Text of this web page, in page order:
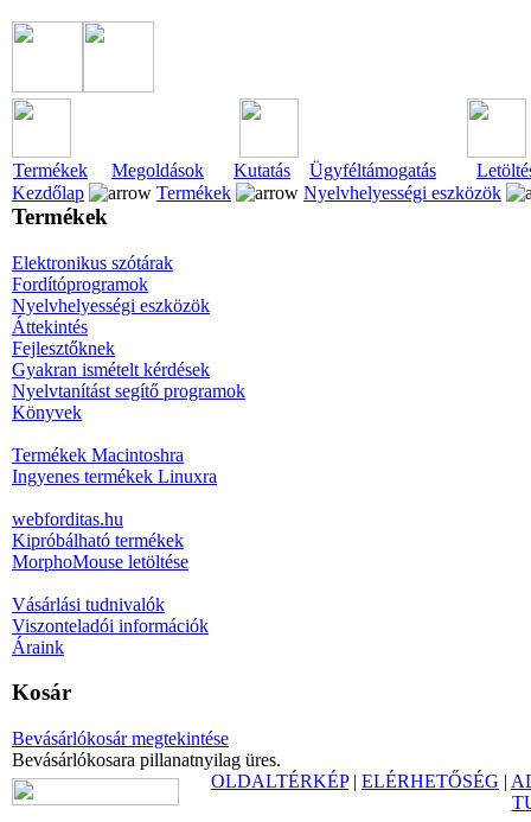
Termékek Megoldások Kutatás Ügyféltámogatás
Kezdőlap
Termékek Nyelvhelyességi eszközök
Termékek
Elektronikus szótárak
Fordítóprogramok
Nyelvhelyességi eszközök
Áttekintés
Fejlesztőknek
Gyakran ismételt kérdések
Nyelvtanítást segítő programok
Könyvek
Termékek Macintoshra
Ingyenes termékek Linuxra
webforditas.hu
Kipróbálható termékek
MorphoMouse letöltése
Vásárlási tudnivalók
Viszonteladói információk
Áraink
Kosár
Bevásárlókosár megtekintése
Bevásárlókosara pillanatnyilag üres.
OLDALTÉRKÉP| ELÉRHETŐSÉG |